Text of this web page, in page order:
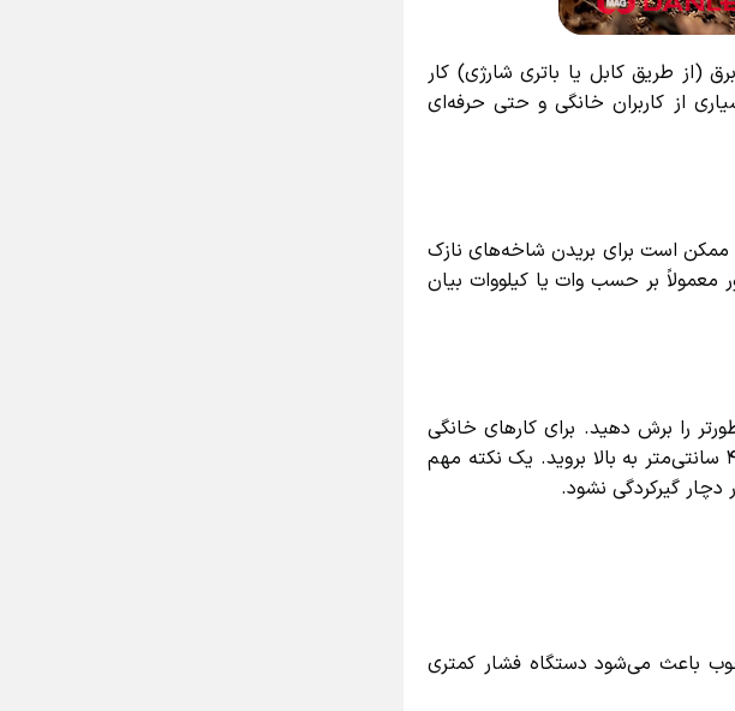
طریق کابل یا باتری شارژی) کار
از کاربران خانگی و حتی حرفه‌ای
است برای بریدن شاخه‌های نازک
معمولاً بر حسب وات یا کیلووات بیان
را برش دهید. برای کارهای خانگی
ریل ۳۰ تا ۴۰ سانتی‌متر کافی است، اما برای کارهای نیمه‌حرفه‌ای یا حرفه‌ای بهتر است سراغ طول‌های ۴۵ سانتی‌متر به بالا بروید. یک نکته مهم
گیرکردگی نشود.
باعث می‌شود دستگاه فشار کمتری